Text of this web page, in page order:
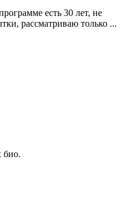
есть 30 лет, не
рассматриваю только ...
био.